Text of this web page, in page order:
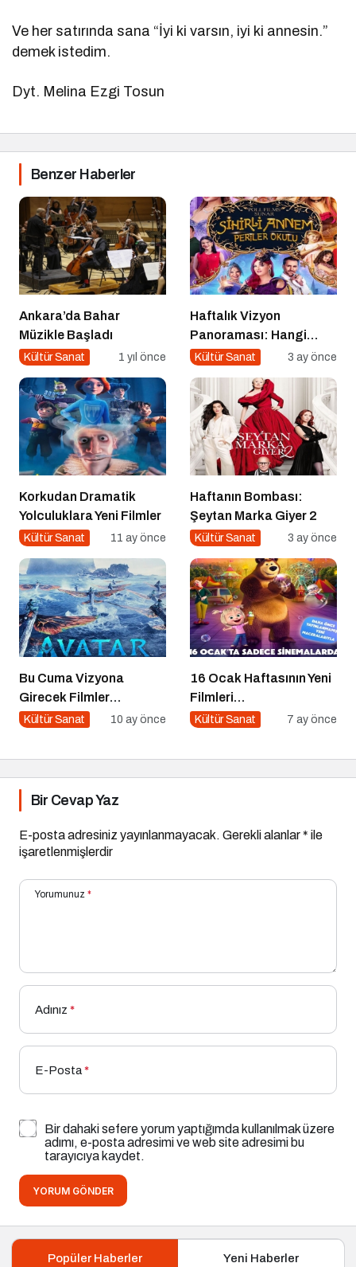
Ve her satırında sana “İyi ki varsın, iyi ki annesin.”
demek istedim.
Dyt. Melina Ezgi Tosun
Benzer Haberler
Ankara’da Bahar
Müzikle Başladı
Kültür Sanat 1 yıl önce
Haftalık Vizyon
Panoraması: Hangi
Filmi İzlemeli?
Kültür Sanat 3 ay önce
Korkudan Dramatik
Yolculuklara Yeni Filmler
Kültür Sanat 11 ay önce
Haftanın Bombası:
Şeytan Marka Giyer 2
Kültür Sanat 3 ay önce
Bu Cuma Vizyona
Girecek Filmler
Açıklandı
Kültür Sanat 10 ay önce
16 Ocak Haftasının Yeni
Filmleri
Sinemaseverlerle
Kültür Sanat 7 ay önce
Bir Cevap Yaz
E-posta adresiniz yayınlanmayacak. Gerekli alanlar* ile
işaretlenmişlerdir
Yorumunuz *
Adınız *
E-Posta*
Bir dahaki sefere yorum yaptığımda kullanılmak üzere
adımı, e-posta adresimi ve web site adresimi bu
tarayıcıya kaydet.
YORUM GÖNDER
Popüler Haberler Yeni Haberler